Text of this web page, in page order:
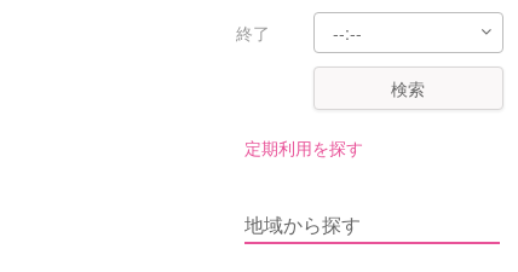
終了
検索
定期利用を探す
地域から探す